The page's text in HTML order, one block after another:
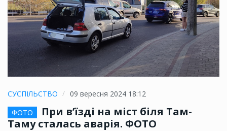
СУСПІЛЬСТВО
09 вересня 2024 18:12
ФОТО
При в’їзді на міст біля Там-
Таму сталась аварія. ФОТО